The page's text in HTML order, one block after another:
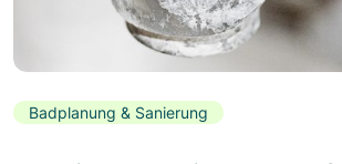
Badplanung & Sanierung